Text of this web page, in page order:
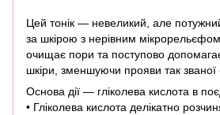
Цей тонік — невеликий, але
за шкірою з нерівним
очищає пори та поступово
шкіри, зменшуючи прояви так званої
Основа дії — гліколева кислота в
• Гліколева кислота делікатно